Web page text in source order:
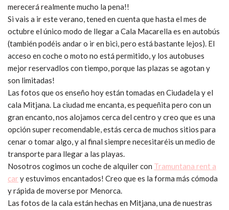
merecerá realmente mucho la pena!!
Si vais a ir este verano, tened en cuenta que hasta el mes de
octubre el único modo de llegar a Cala Macarella es en autobús
(también podéis andar o ir en bici, pero está bastante lejos). El
acceso en coche o moto no está permitido, y los autobuses
mejor reservadlos con tiempo, porque las plazas se agotan y
son limitadas!
Las fotos que os enseño hoy están tomadas en Ciudadela y el
cala Mitjana. La ciudad me encanta, es pequeñita pero con un
gran encanto, nos alojamos cerca del centro y creo que es una
opción super recomendable, estás cerca de muchos sitios para
cenar o tomar algo, y al final siempre necesitaréis un medio de
transporte para llegar a las playas.
Nosotros cogimos un coche de alquiler con Tramuntana rent a
car y estuvimos encantados! Creo que es la forma más cómoda
y rápida de moverse por Menorca.
Las fotos de la cala están hechas en Mitjana, una de nuestras